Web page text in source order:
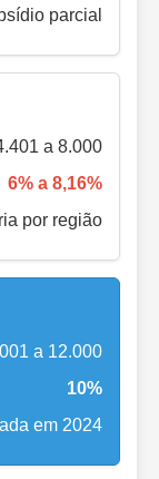
parcial
a 8.000
6% a 8,16%
por região
a 12.000
10%
em 2024